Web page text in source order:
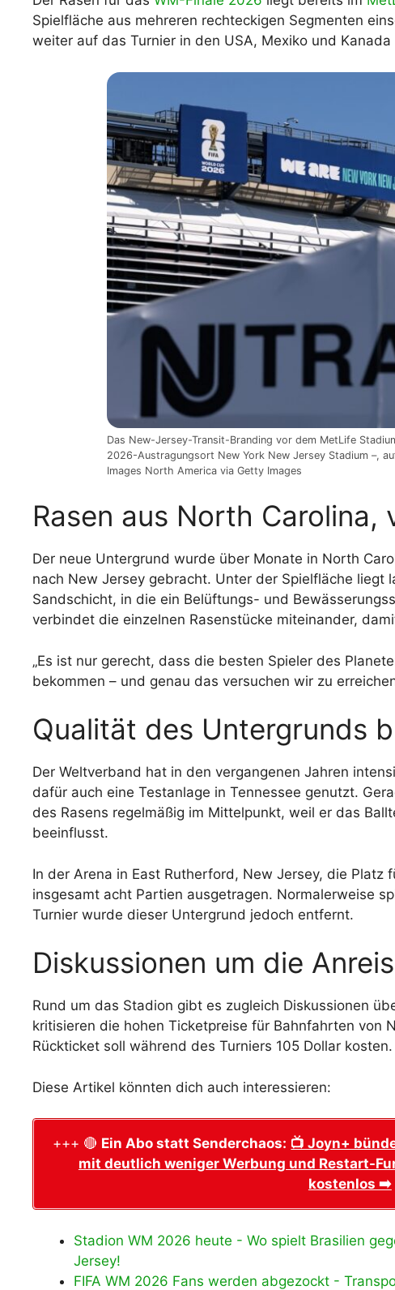
WM 2026
downloaden &
Spielfläche aus mehreren rechteckigen Segmenten
weiter auf das Turnier in den USA, Mexiko und Kanada
Das New-Jersey-Transit-Branding vor dem MetLife
2026-Austragungsort New York New Jersey Stadium –,
Images North America via Getty Images
Rasen aus North Carolina,
Der neue Untergrund wurde über Monate in North
nach New Jersey gebracht. Unter der Spielfläche liegt
Sandschicht, in die ein Belüftungs- und
verbindet die einzelnen Rasenstücke miteinander,
„Es ist nur gerecht, dass die besten Spieler des
bekommen – und genau das versuchen wir zu
Qualität des Untergrunds
Der Weltverband hat in den vergangenen Jahren
dafür auch eine Testanlage in Tennessee genutzt.
des Rasens regelmäßig im Mittelpunkt, weil er das
beeinflusst.
In der Arena in East Rutherford, New Jersey, die
insgesamt acht Partien ausgetragen. Normalerweise
Turnier wurde dieser Untergrund jedoch entfernt.
Diskussionen um die
Rund um das Stadion gibt es zugleich Diskussionen
kritisieren die hohen Ticketpreise für Bahnfahrten von
Rückticket soll während des Turniers 105 Dollar kosten.
Diese Artikel könnten dich auch interessieren:
+++ 🔴 Ein Abo statt Senderchaos: 📺 Joyn+
mit deutlich weniger Werbung und Restart-
kostenlos ➡️
Stadion WM 2026 heute - Wo spielt Brasilien
Jersey!
FIFA WM 2026 Fans werden abgezockt -